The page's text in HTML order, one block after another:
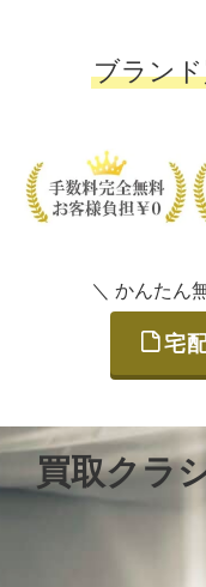
ブラン
＼ かんたん
宅
買取クラ